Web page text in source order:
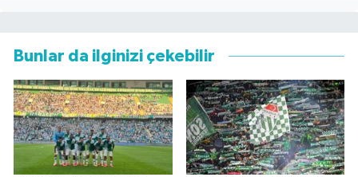
Bunlar da ilginizi çekebilir